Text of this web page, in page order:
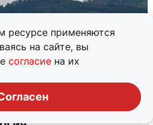
ресурсе применяются
на сайте, вы
согласие на их
на Самарскую